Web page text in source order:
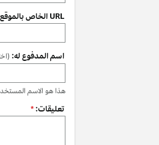
URL الخاص بالموقع الإلكتروني:
اسم المدفوع له:
هذا هو الاسم
تعليقات:*